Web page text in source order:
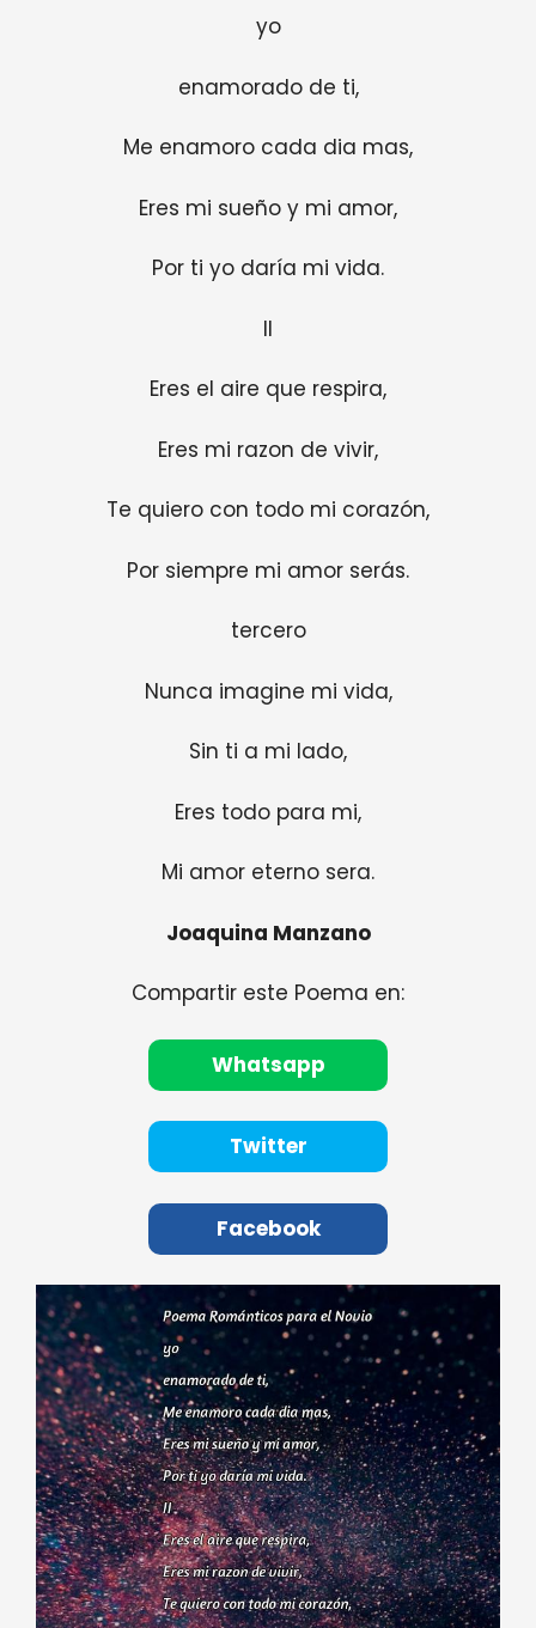
yo
enamorado de ti,
Me enamoro cada dia mas,
Eres mi sueño y mi amor,
Por ti yo daría mi vida.
II
Eres el aire que respira,
Eres mi razon de vivir,
Te quiero con todo mi corazón,
Por siempre mi amor serás.
tercero
Nunca imagine mi vida,
Sin ti a mi lado,
Eres todo para mi,
Mi amor eterno sera.
Joaquina Manzano
Compartir este Poema en:
Whatsapp
Twitter
Facebook